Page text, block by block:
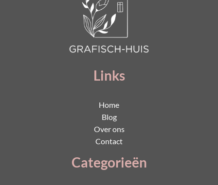
Links
Home
Blog
Over ons
Contact
Categorieën